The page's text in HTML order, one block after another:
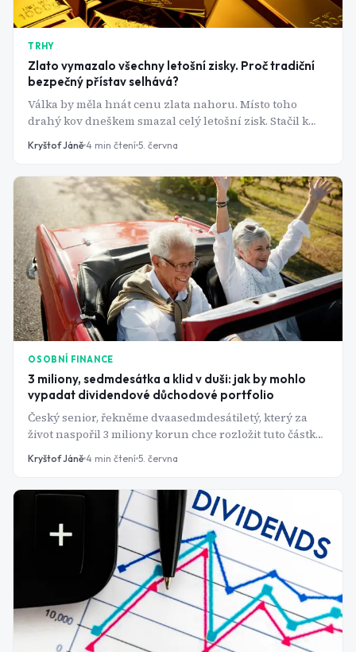
TRHY
Zlato vymazalo všechny letošní zisky. Proč tradiční
bezpečný přístav selhává?
Válka by měla hnát cenu zlata nahoru. Místo toho
drahý kov dneškem smazal celý letošní zisk. Stačil k
tomu jeden silný report z amerického trhu práce.
Neoslabuje ale pouze zlato. Americké akciové indexy a
od vypuknutí války v Íránu.
Kryštof Jáně 4 min čtení 5. června
OSOBNÍ FINANCE
3 miliony, sedmdesátka a klid v duši: jak by mohlo
vypadat dividendové důchodové portfolio
Český senior, řekněme dvaasedmdesátiletý, který za
život naspořil 3 miliony korun chce rozložit tuto částku
tak, aby mu bezstarostně vyplácela dividendy při
zachování stejné výše investovaného majetku. Pokud
povést.
Kryštof Jáně 4 min čtení 5. června